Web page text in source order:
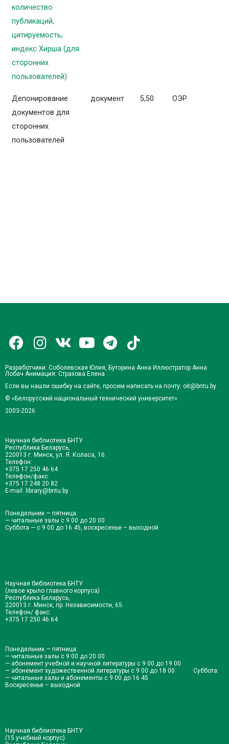
количество
публикаций,
цитируемость,
индекс Хирша (для
сторонних
пользователей)
Депонирование
документов для
сторонних
пользователей
документ 5,50 ОЭР
Разработчики: Соболевская Юлия, Буторина Анна Иллюстратор Анна
Лобач Анимация: Страхова Елена
Если вы нашли ошибку на сайте, просим написать на почту: oit@bntu.by
© «Белорусский национальный технический университет»
2003-2026
Научная библиотека БНТУ
Республика Беларусь,
220013 г. Минск, ул. Я. Коласа, 16.
Телефон:
+375 17 250 46 64
Телефон/факс:
+375 17 248 20 82
E-mail: library@bntu.by
Понедельник — пятница:
— читальные залы с 9 00 до 20 00
Суббота — с 9 00 до 16 45, воскресенье – выходной
Научная библиотека БНТУ
(левое крыло главного корпуса)
Республика Беларусь,
220013 г. Минск, пр. Независимости, 65.
Телефон/ факс:
+375 17 250 46 64
Понедельник — пятница:
— читальные залы с 9 00 до 20 00
— абонемент учебной и научной литературы с 9 00 до 19 00
— абонемент художественной литературы с 9 00 до 18 00 Суббота:
— читальные залы и абонементы с 9 00 до 16 45
Воскресенье – выходной
Научная библиотека БНТУ
(15 учебный корпус)